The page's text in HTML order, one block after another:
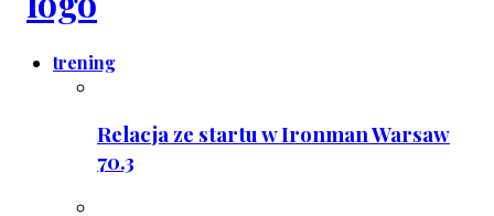
trening
Relacja ze startu w Ironman Warsaw
70.3